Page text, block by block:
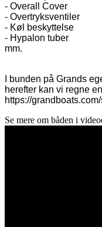
- Overall Cover
- Overtryksventiler
- Køl beskyttelse
- Hypalon tuber
mm.
I bunden på Grands
herefter kan vi regne
https://
Se mere om båden i